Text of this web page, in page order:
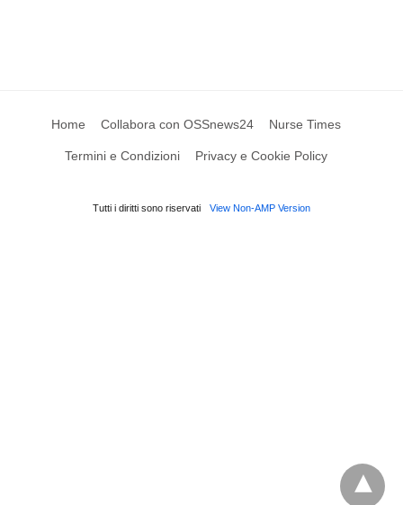
Home Collabora con OSSnews24 Nurse Times
Termini e Condizioni Privacy e Cookie Policy
Tutti i diritti sono riservati View Non-AMP Version